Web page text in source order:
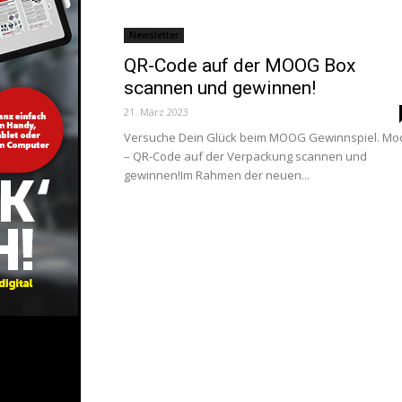
Newsletter
QR-Code auf der MOOG Box
scannen und gewinnen!
21. März 2023
Versuche Dein Glück beim MOOG Gewinnspiel.
– QR-Code auf der Verpackung scannen und
gewinnen!Im Rahmen der neuen...